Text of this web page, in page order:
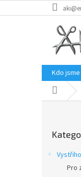
na
Kdo jsme
Domů
kategorie
Pro